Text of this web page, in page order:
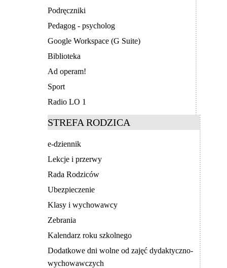
Podręczniki
Pedagog - psycholog
Google Workspace (G Suite)
Biblioteka
Ad operam!
Sport
Radio LO 1
STREFA RODZICA
e-dziennik
Lekcje i przerwy
Rada Rodziców
Ubezpieczenie
Klasy i wychowawcy
Zebrania
Kalendarz roku szkolnego
Dodatkowe dni wolne od zajęć dydaktyczno-
wychowawczych